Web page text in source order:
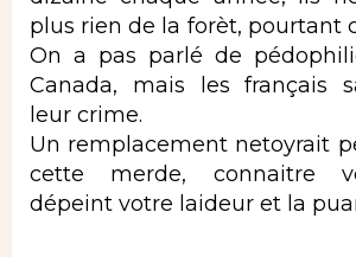
plus rien de la forèt, pourtant
On a pas parlé de
Canada, mais les français
leur crime.
Un remplacement netoyrait
cette merde, connaitre
dépeint votre laideur et la